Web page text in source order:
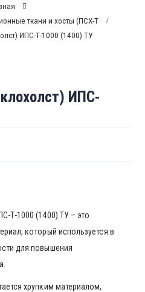
ткани и хосты (ПСХ-Т
ИПС-Т-1000 (1400) ТУ
ИПС-
Т-1000 (1400) ТУ – это
который используется в
для повышения
хрупким материалом,